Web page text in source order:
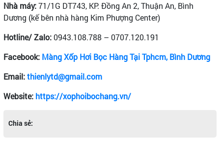
Nhà máy:71/1G DT743, KP. Đồng An 2, Thuận An, Bình
Dương (kế bên nhà hàng Kim Phượng Center)
Hotline/ Zalo:0943.108.788 – 0707.120.191
Facebook: Màng Xốp Hơi Bọc Hàng Tại Tphcm, Bình Dương
Email: thienlytd@gmail.com
Website: https://xophoibochang.vn/
Chia sẻ: